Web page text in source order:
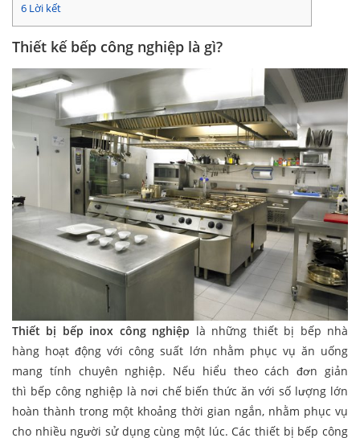
6 Lời kết
Thiết kế bếp công nghiệp là gì?
Thiết bị bếp inox công nghiệp là những thiết bị bếp nhà
hàng hoạt động với công suất lớn nhằm phục vụ ăn uống
mang tính chuyên nghiệp. Nếu hiểu theo cách đơn giản
thì bếp công nghiệp là nơi chế biến thức ăn với số lượng lớn
hoàn thành trong một khoảng thời gian ngắn, nhằm phục vụ
cho nhiều người sử dụng cùng một lúc. Các thiết bị bếp công